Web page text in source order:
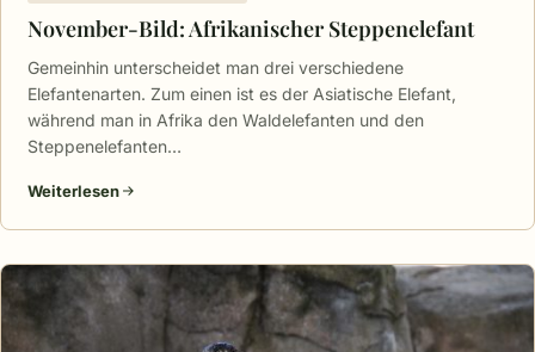
November-Bild: Afrikanischer Steppenelefant
Gemeinhin unterscheidet man drei verschiedene
Elefantenarten. Zum einen ist es der Asiatische Elefant,
während man in Afrika den Waldelefanten und den
Steppenelefanten…
Weiterlesen